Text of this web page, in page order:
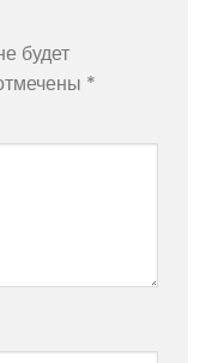
будет
*